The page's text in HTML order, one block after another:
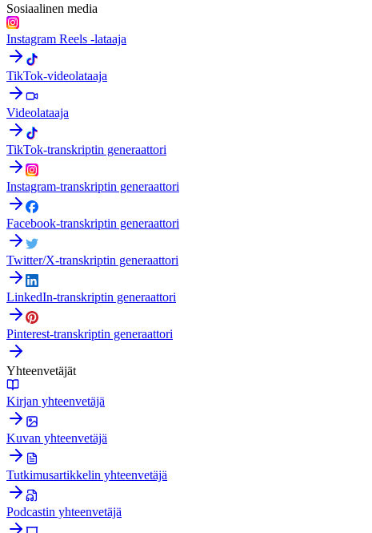
Sosiaalinen media
Instagram Reels -lataaja
TikTok-videolataaja
Videolataaja
TikTok-transkriptin generaattori
Instagram-transkriptin generaattori
Facebook-transkriptin generaattori
Twitter/X-transkriptin generaattori
LinkedIn-transkriptin generaattori
Pinterest-transkriptin generaattori
Yhteenvetäjät
Kirjan yhteenvetäjä
Kuvan yhteenvetäjä
Tutkimusartikkelin yhteenvetäjä
Podcastin yhteenvetäjä